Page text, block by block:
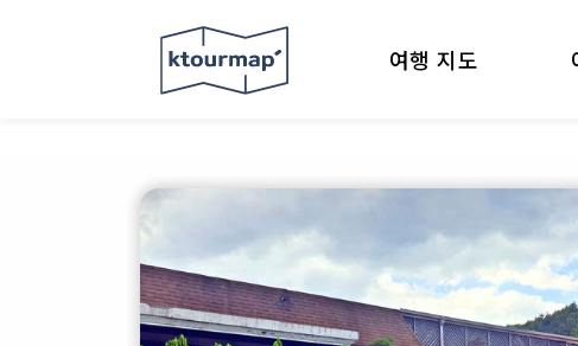
여행 지도